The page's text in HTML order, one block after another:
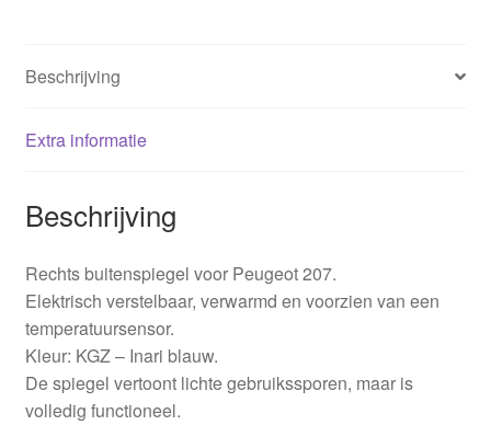
Beschrijving
Extra informatie
Beschrijving
Rechts buitenspiegel voor Peugeot 207.
Elektrisch verstelbaar, verwarmd en voorzien van een
temperatuursensor.
Kleur: KGZ – Inari blauw.
De spiegel vertoont lichte gebruikssporen, maar is
volledig functioneel.